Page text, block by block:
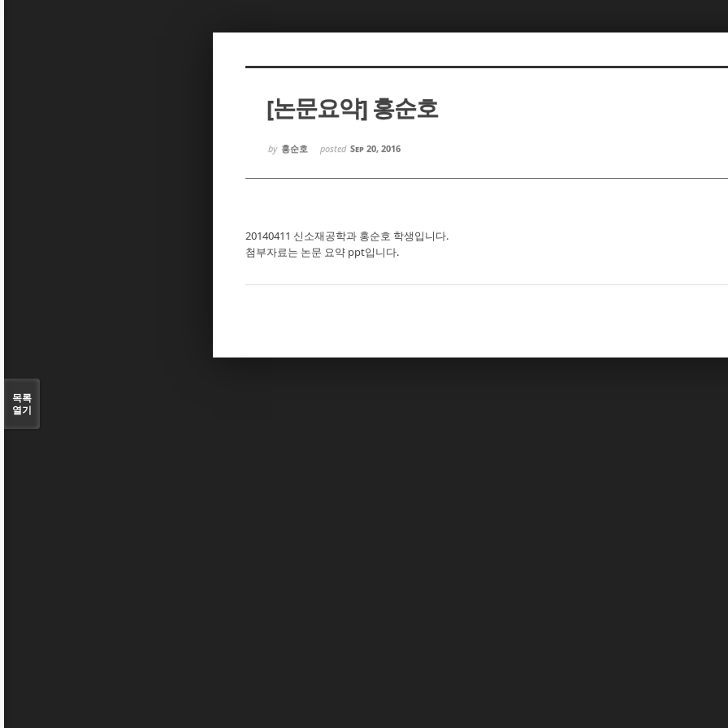
[논문요약] 홍순호
by 홍순호 posted Sep 20, 2016
20140411 신소재공학과 홍순호 학생입니다.
첨부자료는 논문 요약 ppt입니다.
목록
열기
Sketchbook5, 스케치북5
Sketchbook5, 스케치북5
Sketchbook5, 스케치북5
Sketchbook5, 스케치북5